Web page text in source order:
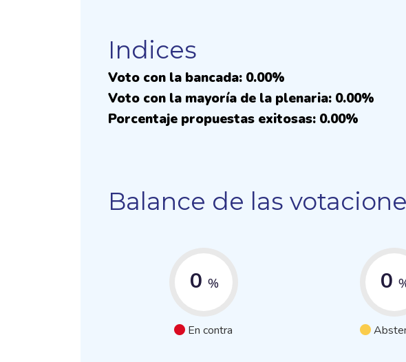
Indices
Voto con la bancada: 0.00%
Voto con la mayoría de la plenaria: 0.00%
Porcentaje propuestas exitosas: 0.00%
Balance de las
0 %
En contra
0